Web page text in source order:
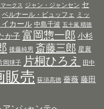
ークス ジャン・ジャンセン セ
ベルナール・ビュッフェ ミッ
イカール 中島千波 五十嵐 晴徳
か子 富岡惣一郎 小杉
後藤純男 斎藤三郎 星襄
岡球子 片桐ひろえ 田中
販売 荻須高徳 薔薇 藤田